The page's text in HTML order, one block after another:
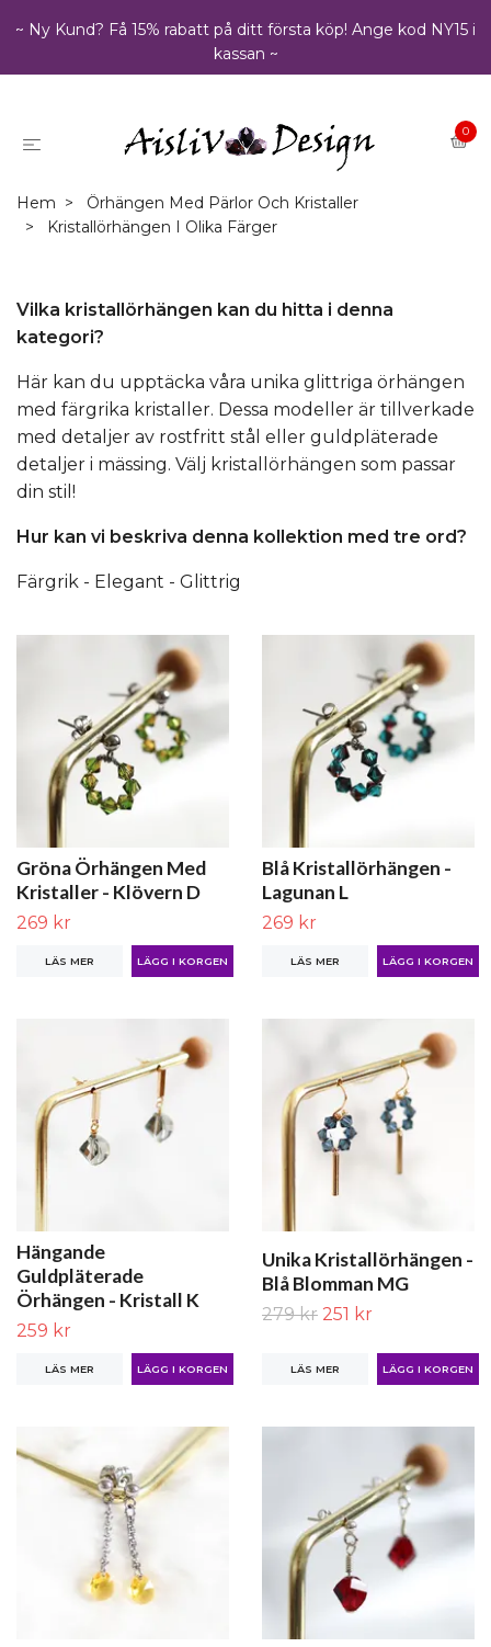
~ Ny Kund? Få 15% rabatt på ditt första köp! Ange kod NY15 i
kassan ~
0
Hem
Örhängen Med Pärlor Och Kristaller
Kristallörhängen I Olika Färger
Vilka kristallörhängen kan du hitta i denna
kategori?
Här kan du upptäcka våra unika glittriga örhängen
med färgrika kristaller. Dessa modeller är tillverkade
med detaljer av rostfritt stål eller guldpläterade
detaljer i mässing. Välj kristallörhängen som passar
din stil!
Hur kan vi beskriva denna kollektion med tre ord?
Färgrik - Elegant - Glittrig
Gröna Örhängen Med
Kristaller - Klövern D
269 kr
LÄS MER
Blå Kristallörhängen -
Lagunan L
269 kr
LÄS MER
Hängande
Guldpläterade
Örhängen - Kristall K
259 kr
LÄS MER
Unika Kristallörhängen -
Blå Blomman MG
279 kr 251 kr
LÄS MER